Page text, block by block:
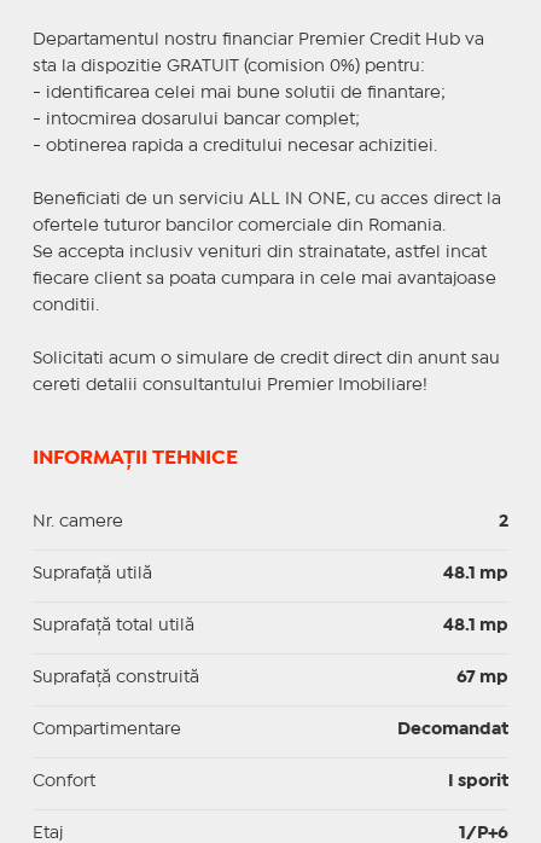
Departamentul nostru financiar Premier Credit Hub va
sta la dispozitie GRATUIT (comision 0%) pentru:
- identificarea celei mai bune solutii de finantare;
- intocmirea dosarului bancar complet;
- obtinerea rapida a creditului necesar achizitiei.
Beneficiati de un serviciu ALL IN ONE, cu acces direct la
ofertele tuturor bancilor comerciale din Romania.
Se accepta inclusiv venituri din strainatate, astfel incat
fiecare client sa poata cumpara in cele mai avantajoase
conditii.
Solicitati acum o simulare de credit direct din anunt sau
cereti detalii consultantului Premier Imobiliare!
INFORMAȚII TEHNICE
Nr. camere 2
Suprafaţă utilă 48.1 mp
Suprafaţă total utilă 48.1 mp
Suprafaţă construită 67 mp
Compartimentare Decomandat
Confort I sporit
Etaj 1/P+6